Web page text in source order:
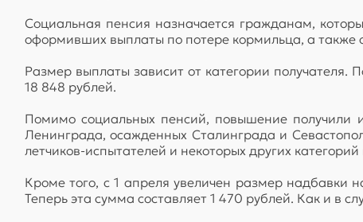
Социальная пенсия назначается гражданам,
оформивших выплаты по потере кормильца, а также
Размер выплаты зависит от категории
18 848 рублей.
Помимо социальных пенсий, повышение получили
Ленинграда, осажденных Сталинграда и
летчиков-испытателей и некоторых других
Кроме того, с 1 апреля увеличен размер надбавки
Теперь эта сумма составляет 1 470 рублей. Как и в